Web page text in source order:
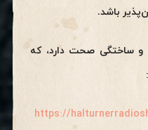
باشد.
و ساختگی صحت دارد، که
https://